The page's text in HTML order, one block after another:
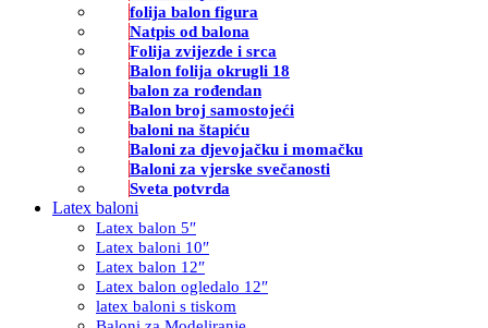
folija balon figura
Natpis od balona
Folija zvijezde i srca
Balon folija okrugli 18
balon za rođendan
Balon broj samostojeći
baloni na štapiću
Baloni za djevojačku i momačku
Baloni za vjerske svečanosti
Sveta potvrda
Latex baloni
Latex balon 5″
Latex baloni 10″
Latex balon 12″
Latex balon ogledalo 12″
latex baloni s tiskom